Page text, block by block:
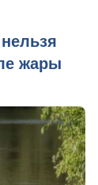
жары